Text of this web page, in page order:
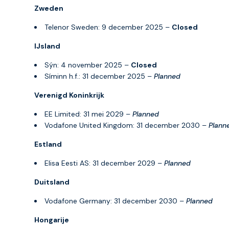
Zweden
Telenor Sweden: 9 december 2025 – Closed
IJsland
Sýn: 4 november 2025 – Closed
Síminn h.f.: 31 december 2025 – Planned
Verenigd Koninkrijk
EE Limited: 31 mei 2029 – Planned
Vodafone United Kingdom: 31 december 2030 –
Estland
Elisa Eesti AS: 31 december 2029 – Planned
Duitsland
Vodafone Germany: 31 december 2030 – Planned
Hongarije